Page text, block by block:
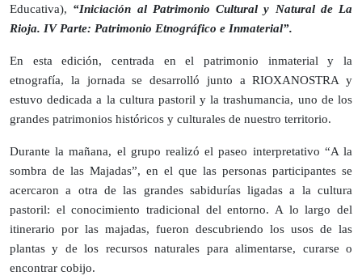
Educativa), “Iniciación al Patrimonio Cultural y Natural de La
Rioja. IV Parte: Patrimonio Etnográfico e Inmaterial”.
En esta edición, centrada en el patrimonio inmaterial y la
etnografía, la jornada se desarrolló junto a RIOXANOSTRA y
estuvo dedicada a la cultura pastoril y la trashumancia, uno de los
grandes patrimonios históricos y culturales de nuestro territorio.
Durante la mañana, el grupo realizó el paseo interpretativo “A la
sombra de las Majadas”, en el que las personas participantes se
acercaron a otra de las grandes sabidurías ligadas a la cultura
pastoril: el conocimiento tradicional del entorno. A lo largo del
itinerario por las majadas, fueron descubriendo los usos de las
plantas y de los recursos naturales para alimentarse, curarse o
encontrar cobijo.